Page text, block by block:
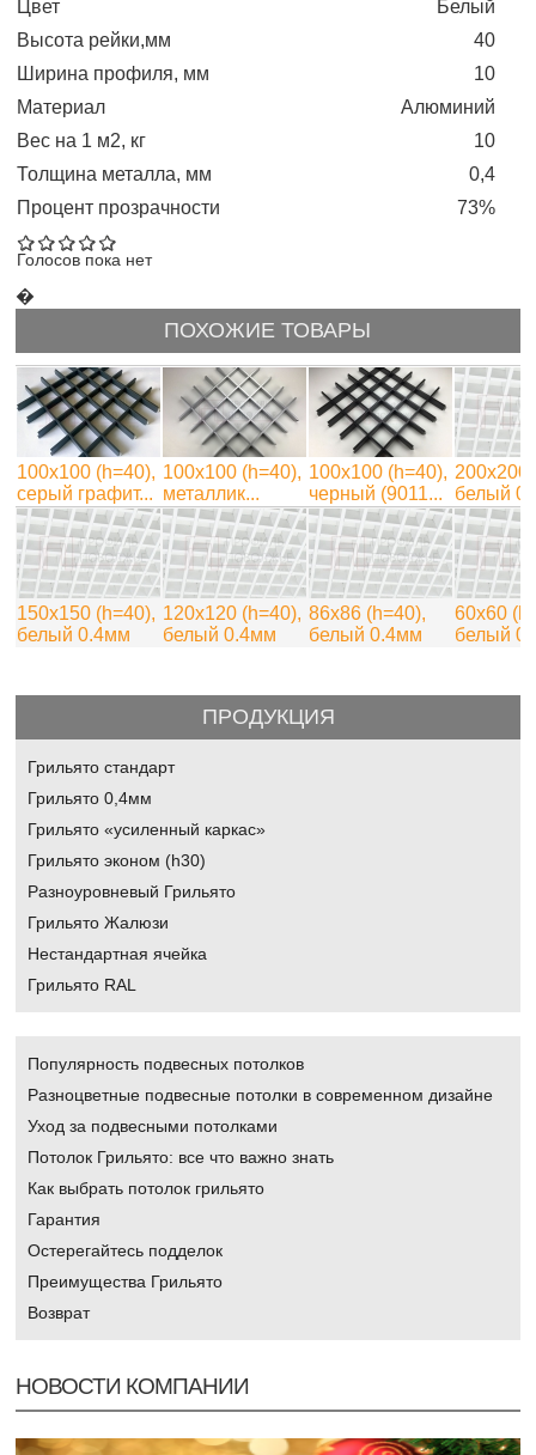
Цвет
Белый
Высота рейки,мм
40
Ширина профиля, мм
10
Материал
Алюминий
Вес на 1 м2, кг
10
Толщина металла, мм
0,4
Процент прозрачности
73%
Голосов пока нет
�
ПОХОЖИЕ ТОВАРЫ
100х100 (h=40),
серый графит...
100х100 (h=40),
металлик...
100x100 (h=40),
черный (9011...
200х200
белый
150х150 (h=40),
белый 0.4мм
120х120 (h=40),
белый 0.4мм
86х86 (h=40),
белый 0.4мм
60х60
белый
ПРОДУКЦИЯ
Грильято стандарт
Грильято 0,4мм
Грильято «усиленный каркас»
Грильято эконом (h30)
Разноуровневый Грильято
Грильято Жалюзи
Нестандартная ячейка
Грильято RAL
Популярность подвесных потолков
Разноцветные подвесные потолки в современном дизайне
Уход за подвесными потолками
Потолок Грильято: все что важно знать
Как выбрать потолок грильято
Гарантия
Остерегайтесь подделок
Преимущества Грильято
Возврат
НОВОСТИ КОМПАНИИ